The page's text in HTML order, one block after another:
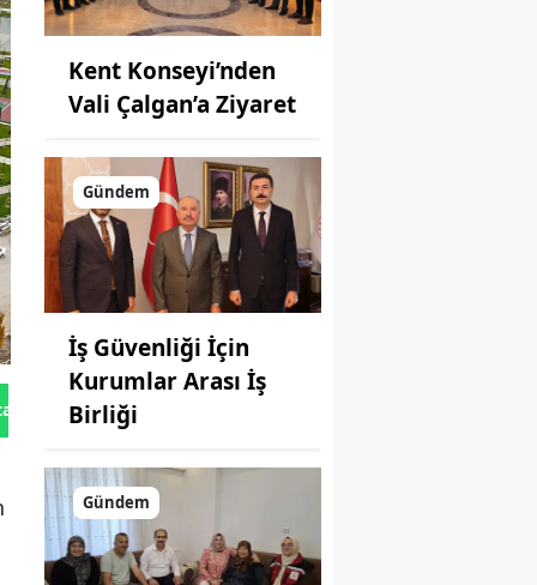
Gönder
Kent Konseyi’nden
Vali Çalgan’a Ziyaret
Gündem
İş Güvenliği İçin
Kurumlar Arası İş
Birliği
Gündem